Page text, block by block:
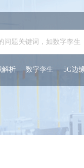
解析 数字孪生 5G边